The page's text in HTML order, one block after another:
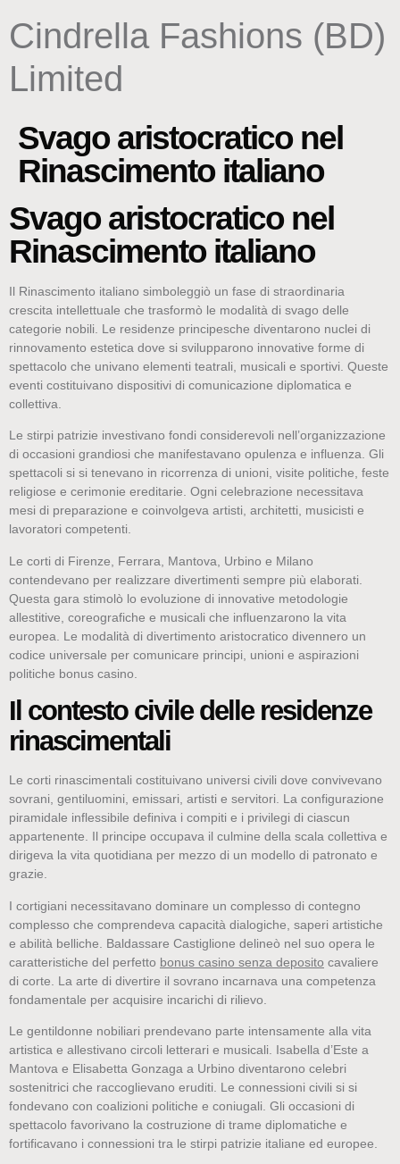
Cindrella Fashions (BD)
Limited
Svago aristocratico nel
Rinascimento italiano
Svago aristocratico nel
Rinascimento italiano
Il Rinascimento italiano simboleggiò un fase di straordinaria
crescita intellettuale che trasformò le modalità di svago delle
categorie nobili. Le residenze principesche diventarono nuclei di
rinnovamento estetica dove si svilupparono innovative forme di
spettacolo che univano elementi teatrali, musicali e sportivi. Queste
eventi costituivano dispositivi di comunicazione diplomatica e
collettiva.
Le stirpi patrizie investivano fondi considerevoli nell’organizzazione
di occasioni grandiosi che manifestavano opulenza e influenza. Gli
spettacoli si si tenevano in ricorrenza di unioni, visite politiche, feste
religiose e cerimonie ereditarie. Ogni celebrazione necessitava
mesi di preparazione e coinvolgeva artisti, architetti, musicisti e
lavoratori competenti.
Le corti di Firenze, Ferrara, Mantova, Urbino e Milano
contendevano per realizzare divertimenti sempre più elaborati.
Questa gara stimolò lo evoluzione di innovative metodologie
allestitive, coreografiche e musicali che influenzarono la vita
europea. Le modalità di divertimento aristocratico divennero un
codice universale per comunicare principi, unioni e aspirazioni
politiche bonus casinо.
Il contesto civile delle residenze
rinascimentali
Le corti rinascimentali costituivano universi civili dove convivevano
sovrani, gentiluomini, emissari, artisti e servitori. La configurazione
piramidale inflessibile definiva i compiti e i privilegi di ciascun
appartenente. Il principe occupava il culmine della scala collettiva e
dirigeva la vita quotidiana per mezzo di un modello di patronato e
grazie.
I cortigiani necessitavano dominare un complesso di contegno
complesso che comprendeva capacità dialogiche, saperi artistiche
e abilità belliche. Baldassare Castiglione delineò nel suo opera le
caratteristiche del perfetto bonus casino senza deposito cavaliere
di corte. La arte di divertire il sovrano incarnava una competenza
fondamentale per acquisire incarichi di rilievo.
Le gentildonne nobiliari prendevano parte intensamente alla vita
artistica e allestivano circoli letterari e musicali. Isabella d’Este a
Mantova e Elisabetta Gonzaga a Urbino diventarono celebri
sostenitrici che raccoglievano eruditi. Le connessioni civili si si
fondevano con coalizioni politiche e coniugali. Gli occasioni di
spettacolo favorivano la costruzione di trame diplomatiche e
fortificavano i connessioni tra le stirpi patrizie italiane ed europee.